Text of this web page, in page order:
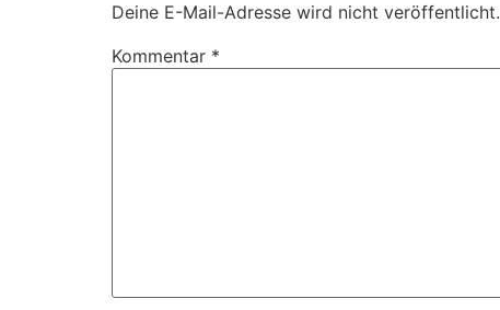
Deine E-Mail-Adresse wird nicht veröffentlicht.
Kommentar *